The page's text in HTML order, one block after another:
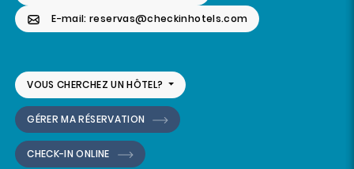
E-mail: reservas@checkinhotels.com
VOUS CHERCHEZ UN HÔTEL?
GÉRER MA RÉSERVATION
CHECK-IN ONLINE